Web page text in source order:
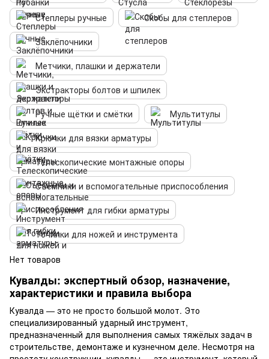
Степлеры ручные
Скобы для степлеров
Заклёпочники
Метчики, плашки и держатели
Экстракторы болтов и шпилек
Ручные щётки и смётки
Мультитулы
Крючки для вязки арматуры
Телескопические монтажные опоры
Съёмники и вспомогательные приспособления
Инструмент для гибки арматуры
Точилки для ножей и инструмента
Нет товаров
Кувалды: экспертный обзор, назначение,
характеристики и правила выбора
Кувалда — это не просто большой молот. Это
специализированный ударный инструмент,
предназначенный для выполнения самых тяжёлых задач в
строительстве, демонтаже и кузнечном деле. Несмотря на